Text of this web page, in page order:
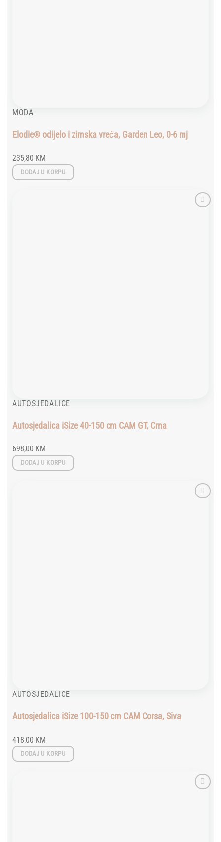
MODA
Elodie® odijelo i zimska vreća, Garden Leo, 0-6 mj
235,80 KM
DODAJ U KORPU
AUTOSJEDALICE
Autosjedalica iSize 40-150 cm CAM GT, Crna
698,00 KM
DODAJ U KORPU
AUTOSJEDALICE
Autosjedalica iSize 100-150 cm CAM Corsa, Siva
418,00 KM
DODAJ U KORPU